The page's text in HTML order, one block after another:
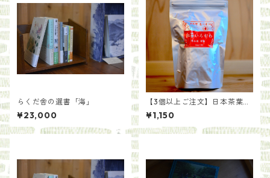
らくだ舎の選書「海」
¥23,000
【3個以上ご注文】日本茶葉で
作る いろかわ紅茶(100g)
¥1,150